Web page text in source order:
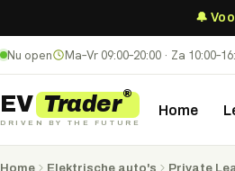
🔔
Nu open Ma–Vr 09:00–20:00 · Za
EV Trader®
DRIVEN BY THE FUTURE
Home
Home Elektrische auto's Private